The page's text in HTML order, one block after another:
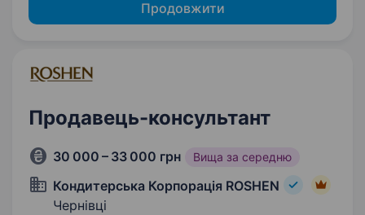
Продовжити
Продавець-консультант
30 000 – 33 000 грн Вища за середню
Кондитерська Корпорація ROSHEN
Чернівці